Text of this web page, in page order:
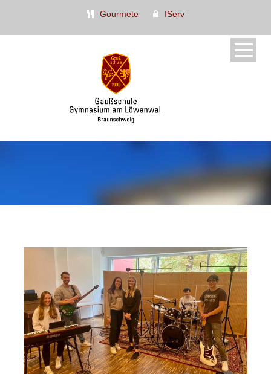
Gourmete IServ